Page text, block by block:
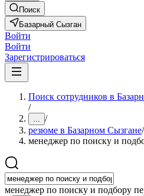
Поиск
Базарный Сызган
Войти
Войти
Зарегистрироваться
Поиск сотрудников в
/
... /
резюме в Базарном Сызгане/
менеджер по поиску и
менеджер по поиску и подбору